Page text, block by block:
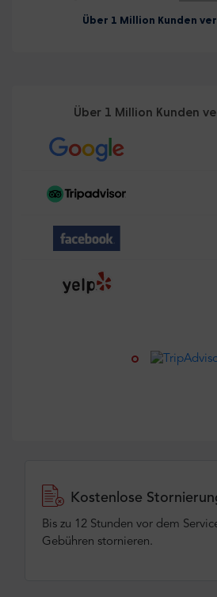
Über 1 Million Kunden
Über 1 Million Kunden
Kostenlose
Bis zu 12 Stunden vor dem
Gebühren stornieren.